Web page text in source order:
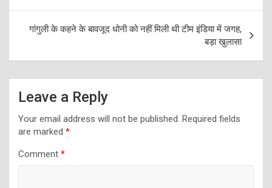
गांगुली के कहने के बावजूद धोनी को नहीं मिली थी टीम इंडिया में जगह,
बड़ा खुलासा
Leave a Reply
Your email address will not be published. Required fields
are marked *
Comment *